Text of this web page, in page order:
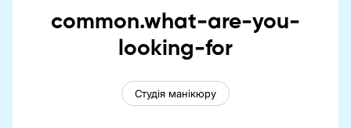
common.what-are-you-
looking-for
Студія манікюру